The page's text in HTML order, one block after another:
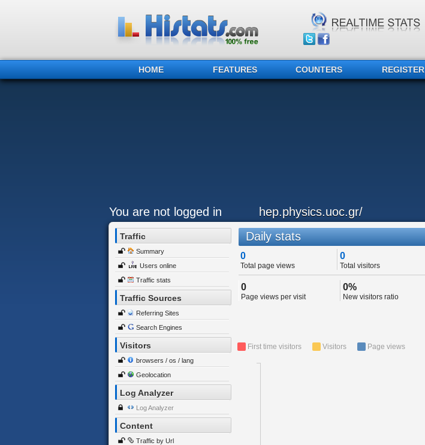
HOME FEATURES COUNTERS REGISTER
You are not logged in hep.physics.uoc.gr/
Traffic
Summary
Users online
Traffic stats
Traffic Sources
Referring Sites
Search Engines
Visitors
browsers / os / lang
Geolocation
Log Analyzer
Log Analyzer
Content
Traffic by Url
Daily stats
0
Total page views
0
Total visitors
0
Page views per visit
0%
New visitors ratio
First time visitors Visitors Page views